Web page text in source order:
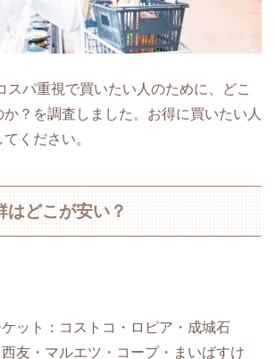
スパ重視で買いたい人のために、どこ
？を調査しました。お得に買いたい人
ください。
はどこが安い？
ット：コストコ・ロピア・成城石
友・マルエツ・コープ・まいばすけ